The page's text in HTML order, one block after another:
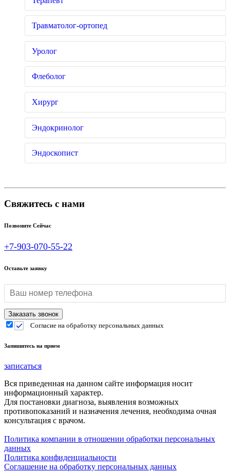
Травматолог-ортопед
Уролог
Флеболог
Хирург
Эндокринолог
Эндоскопист
Свяжитесь с нами
Позвоните Сейчас
+7-903-070-55-22
Оставьте заявку
Согласие на обработку персональных данных
Запишитесь на прием
записаться
Вся приведенная на данном сайте информация носит
информационный характер.
Для постановки диагноза, выявления возможных
противопоказаний и назначения лечения, необходима очная
консультация с врачом.
Политика компании в отношении обработки персональных
данных
Политика конфиденциальности
Соглашение на обработку персональных данных